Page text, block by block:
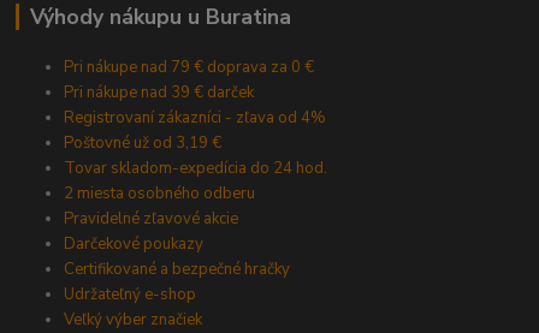
Výhody nákupu u Buratina
Pri nákupe nad 79 € doprava za 0 €
Pri nákupe nad 39 € darček
Registrovaní zákazníci - zľava od 4%
Poštovné už od 3,19 €
Tovar skladom-expedícia do 24 hod.
2 miesta osobného odberu
Pravidelné zľavové akcie
Darčekové poukazy
Certifikované a bezpečné hračky
Udržateľný e-shop
Veľký výber značiek